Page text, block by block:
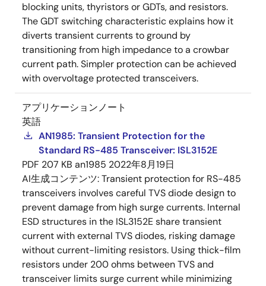
blocking units, thyristors or GDTs, and resistors.
The GDT switching characteristic explains how it
diverts transient currents to ground by
transitioning from high impedance to a crowbar
current path. Simpler protection can be achieved
with overvoltage protected transceivers.
アプリケーションノート
英語
AN1985: Transient Protection for the
Standard RS-485 Transceiver: ISL3152E
PDF 207 KB an1985 2022年8月19日
AI生成コンテンツ:Transient protection for RS-485
transceivers involves careful TVS diode design to
prevent damage from high surge currents. Internal
ESD structures in the ISL3152E share transient
current with external TVS diodes, risking damage
without current-limiting resistors. Using thick-film
resistors under 200 ohms between TVS and
transceiver limits surge current while minimizing